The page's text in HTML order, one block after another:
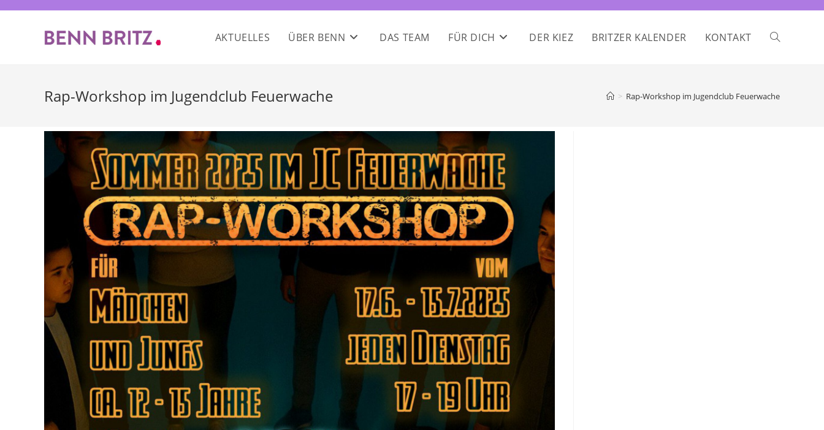
AKTUELLES ÜBER BENN DAS TEAM FÜR DICH DER KIEZ BRITZER KALENDER KONTAKT WEBSITE-
SUCHE
Rap-Workshop im Jugendclub Feuerwache > Rap-Workshop im Jugendclub Feuerwache